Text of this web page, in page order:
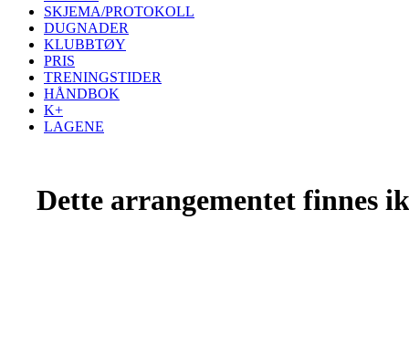
SKJEMA/PROTOKOLL
DUGNADER
KLUBBTØY
PRIS
TRENINGSTIDER
HÅNDBOK
K+
LAGENE
Dette arrangementet finnes